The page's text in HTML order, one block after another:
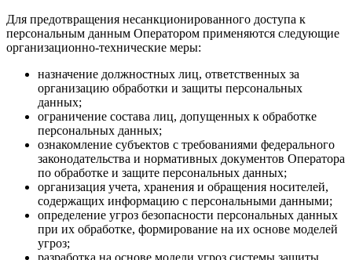
Для предотвращения несанкционированного доступа к
персональным данным Оператором применяются следующие
организационно-технические меры:
назначение должностных лиц, ответственных за
организацию обработки и защиты персональных
данных;
ограничение состава лиц, допущенных к обработке
персональных данных;
ознакомление субъектов с требованиями федерального
законодательства и нормативных документов Оператора
по обработке и защите персональных данных;
организация учета, хранения и обращения носителей,
содержащих информацию с персональными данными;
определение угроз безопасности персональных данных
при их обработке, формирование на их основе моделей
угроз;
разработка на основе модели угроз системы защиты